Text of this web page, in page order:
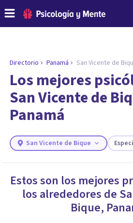
ENCONTRAR MI TERAPEUTA
¿Necesitas ayuda
psicólogo adecuado?
Responde a unas breves
los profesionales que más se
Responder
Directorio Panamá San Vicente de
Los mejores
San Vicente de
Panamá
San Vicente de Bique
Estos son los mejores
los alrededores de
Bique,